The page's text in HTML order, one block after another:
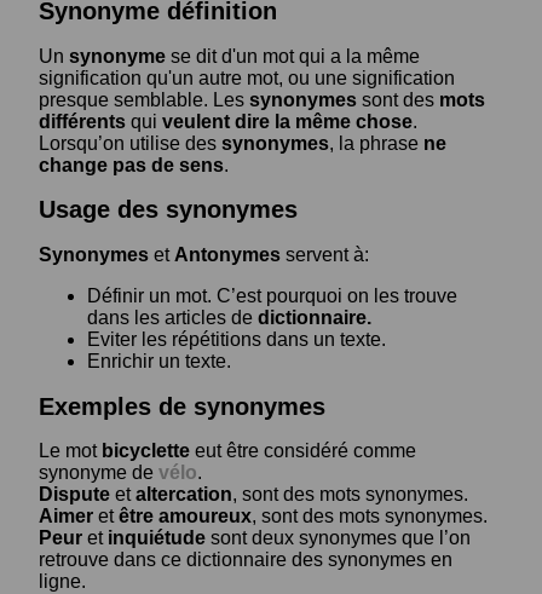
Synonyme définition
Un synonyme se dit d'un mot qui a la même
signification qu'un autre mot, ou une signification
presque semblable. Les synonymes sont des mots
différents qui veulent dire la même chose.
Lorsqu’on utilise des synonymes, la phrase ne
change pas de sens.
Usage des synonymes
Synonymes et Antonymes servent à:
Définir un mot. C’est pourquoi on les trouve
dans les articles de dictionnaire.
Eviter les répétitions dans un texte.
Enrichir un texte.
Exemples de synonymes
Le mot bicyclette eut être considéré comme
synonyme de vélo.
Dispute etaltercation, sont des mots synonymes.
Aimer etêtre amoureux, sont des mots synonymes.
Peur et inquiétude sont deux synonymes que l’on
retrouve dans ce dictionnaire des synonymes en
ligne.